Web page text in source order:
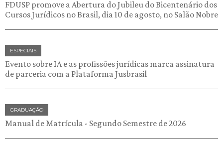
FDUSP promove a Abertura do Jubileu do Bicentenário dos
Cursos Jurídicos no Brasil, dia 10 de agosto, no Salão Nobre
ESPECIAIS
Evento sobre IA e as profissões jurídicas marca assinatura
de parceria com a Plataforma Jusbrasil
GRADUAÇÃO
Manual de Matrícula - Segundo Semestre de 2026